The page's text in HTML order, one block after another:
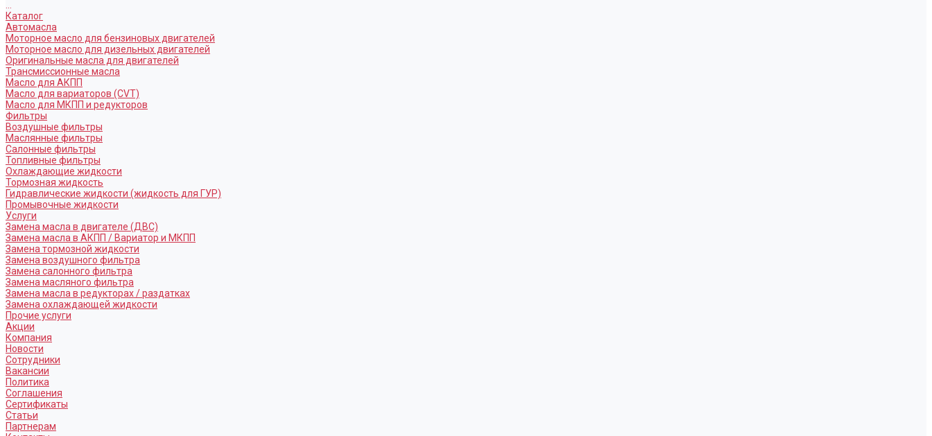
Каталог
Автомасла
Моторное масло для бензиновых двигателей
Моторное масло для дизельных двигателей
Оригинальные масла для двигателей
Трансмиссионные масла
Масло для АКПП
Масло для вариаторов (CVT)
Масло для МКПП и редукторов
Фильтры
Воздушные фильтры
Маслянные фильтры
Салонные фильтры
Топливные фильтры
Охлаждающие жидкости
Тормозная жидкость
Гидравлические жидкости (жидкость для ГУР)
Промывочные жидкости
Услуги
Замена масла в двигателе (ДВС)
Замена масла в АКПП / Вариатор и МКПП
Замена тормозной жидкости
Замена воздушного фильтра
Замена салонного фильтра
Замена масляного фильтра
Замена масла в редукторах / раздатках
Замена охлаждающей жидкости
Прочие услуги
Акции
Компания
Новости
Сотрудники
Вакансии
Политика
Соглашения
Сертификаты
Статьи
Партнерам